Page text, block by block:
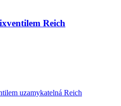
Reich